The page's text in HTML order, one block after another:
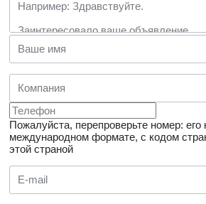
Пожалуйста, перепроверьте номер: его
международном формате, с кодом
этой страной